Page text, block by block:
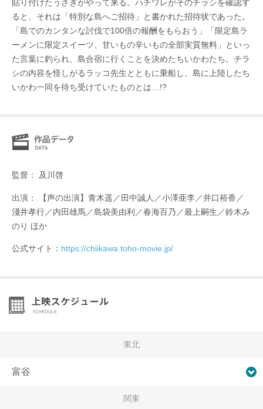
貼り付けたうさぎがやって来る。ハチワレがそのチラシを確認す
ると、それは「特別な島へご招待」と書かれた招待状であった。
「島でのカンタンな討伐で100倍の報酬をもらおう」「限定島ラ
ーメンに限定スイーツ、甘いもの辛いもの全部実質無料」といっ
た言葉に釣られ、島合宿に行くことを決めたちいかわたち。チラ
シの内容を怪しがるラッコ先生とともに乗船し、島に上陸したち
いかわ一同を待ち受けていたものとは…!?
監督： 及川啓
出演： 【声の出演】青木遥／田中誠人／小澤亜李／井口裕香／
淺井孝行／内田雄馬／島袋美由利／春海百乃／最上嗣生／鈴木み
のり ほか
公式サイト： https://chiikawa.toho-movie.jp/
東北
富谷
関東